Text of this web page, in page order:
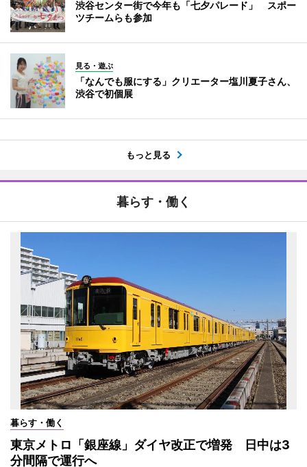
渋谷センター街で今年も「七夕パレード」 スポー
ツチームらも参加
見る・遊ぶ
「なんでも服にする」クリエーター塩川夏子さん、
渋谷で初個展
もっと見る
暮らす・働く
暮らす・働く
東京メトロ「銀座線」ダイヤ改正で増発 日中は3
分間隔で運行へ